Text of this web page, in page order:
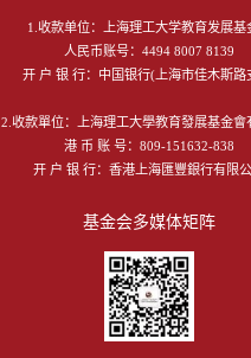
1.收款单位：上海理工大学教育发展基
人民币账号：4494 8007 8139
开 户 银 行：中国银行(上海市佳木斯路
2.收款單位：上海理工大學教育發展基金會
港 币 账 号：809-151632-838
开 户 银 行：香港上海匯豐銀行有限
基金会多媒体矩阵